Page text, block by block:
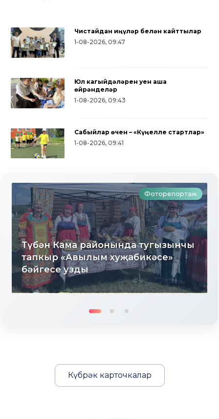
Чистайдан җиңүләр белән кайттылар
1-08-2026, 09:47
Юл кагыйдәләрен уен аша
өйрәнделәр
1-08-2026, 09:43
Сабыйлар өчен – «Күңелле стартлар»
1-08-2026, 09:41
Фоторепортаж
тугызынчы
хуҗабикәсе»
Дуслык, милли
Күбрәк карточкалар